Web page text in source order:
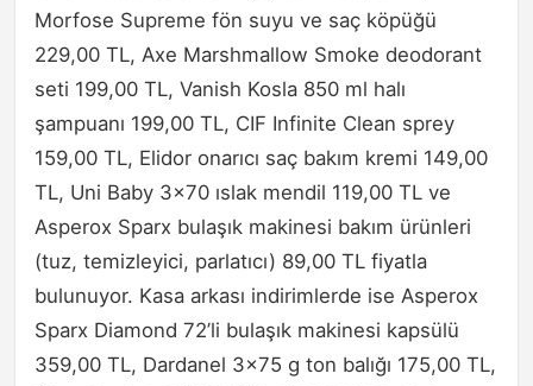
Morfose Supreme fön suyu ve saç köpüğü
229,00 TL, Axe Marshmallow Smoke deodorant
seti 199,00 TL, Vanish Kosla 850 ml halı
şampuanı 199,00 TL, CIF Infinite Clean sprey
159,00 TL, Elidor onarıcı saç bakım kremi 149,00
TL, Uni Baby 3×70 ıslak mendil 119,00 TL ve
Asperox Sparx bulaşık makinesi bakım ürünleri
(tuz, temizleyici, parlatıcı) 89,00 TL fiyatla
bulunuyor. Kasa arkası indirimlerde ise Asperox
Sparx Diamond 72’li bulaşık makinesi kapsülü
359,00 TL, Dardanel 3×75 g ton balığı 175,00 TL,